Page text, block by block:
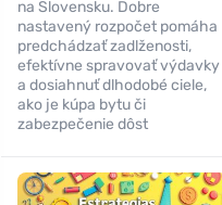
na Slovensku. Dobre
nastavený rozpočet pomáha
predchádzať zadlženosti,
efektívne spravovať výdavky
a dosiahnuť dlhodobé ciele,
ako je kúpa bytu či
zabezpečenie dôst